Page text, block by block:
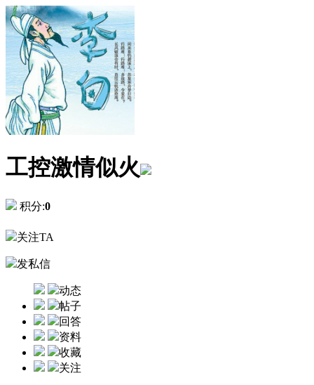
工控激情似火
积分:0
关注TA
发私信
动态
帖子
回答
资料
收藏
关注